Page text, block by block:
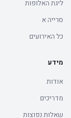
ליגת האלופות
סרייה א
כל האירועים
מידע
אודות
מדריכים
שאלות נפוצות